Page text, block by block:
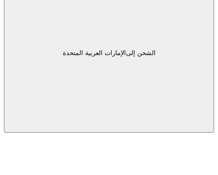
الشحن إلىالإمارات العربية المتحدة